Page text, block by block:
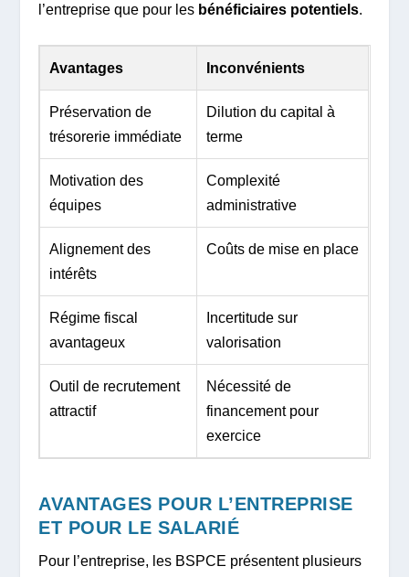
l’entreprise que pour les bénéficiaires potentiels.
Avantages Inconvénients
Préservation de
trésorerie immédiate
Dilution du capital à
terme
Motivation des
équipes
Complexité
administrative
Alignement des
intérêts
Coûts de mise en place
Régime fiscal
avantageux
Incertitude sur
valorisation
Outil de recrutement
attractif
Nécessité de
financement pour
exercice
AVANTAGES POUR L’ENTREPRISE
ET POUR LE SALARIÉ
Pour l’entreprise, les BSPCE présentent plusieurs